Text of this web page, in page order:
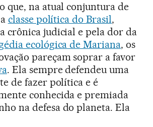
que, na atual conjuntura de
classe política do Brasil,
crônica judicial e pela dor da
ecológica de Mariana, os
pareçam soprar a favor
. Ela sempre defendeu uma
de fazer política e é
conhecida e premiada
na defesa do planeta. Ela